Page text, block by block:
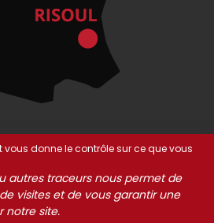
Mentions Légales
Partenaires
des cookies
vous donne le contrôle sur ce que vous
autres traceurs nous permet de
visites et de vous garantir une
notre site.